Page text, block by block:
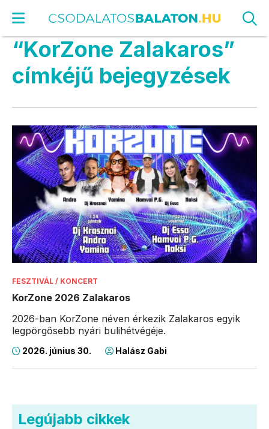
“KorZone Zalakaros”
címkéjű bejegyzések
FESZTIVÁL / KONCERT
KorZone 2026 Zalakaros
2026-ban KorZone néven érkezik Zalakaros egyik
legpörgősebb nyári bulihétvégéje.
2026. június 30. Halász Gabi
Legújabb cikkek